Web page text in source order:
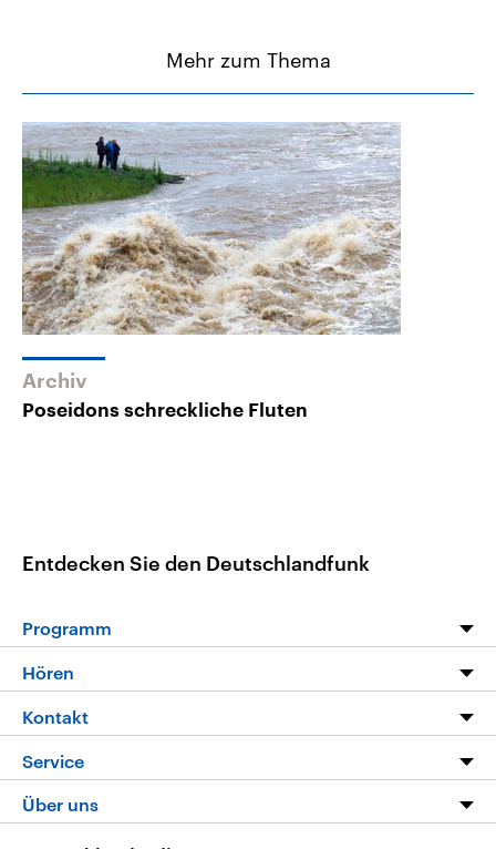
Mehr zum Thema
Archiv
Poseidons schreckliche Fluten
Entdecken Sie den Deutschlandfunk
Programm
Die Nachrichten
Nachrichtenleicht
Neue Beiträge auf dlf.de
Hören
Livestream
Podcasts
Deutschlandfunk App
Kontakt
Service
FAQ
Über uns